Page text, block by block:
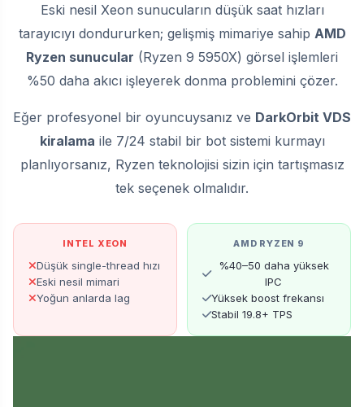
Eski nesil Xeon sunucuların düşük saat hızları
tarayıcıyı dondururken; gelişmiş mimariye sahip AMD
Ryzen sunucular (Ryzen 9 5950X) görsel işlemleri
%50 daha akıcı işleyerek donma problemini çözer.
Eğer profesyonel bir oyuncuysanız ve DarkOrbit VDS
kiralama ile 7/24 stabil bir bot sistemi kurmayı
planlıyorsanız, Ryzen teknolojisi sizin için tartışmasız
tek seçenek olmalıdır.
INTEL XEON
Düşük single-thread hızı
Eski nesil mimari
Yoğun anlarda lag
AMD RYZEN 9
%40–50 daha yüksek
IPC
Yüksek boost frekansı
Stabil 19.8+ TPS